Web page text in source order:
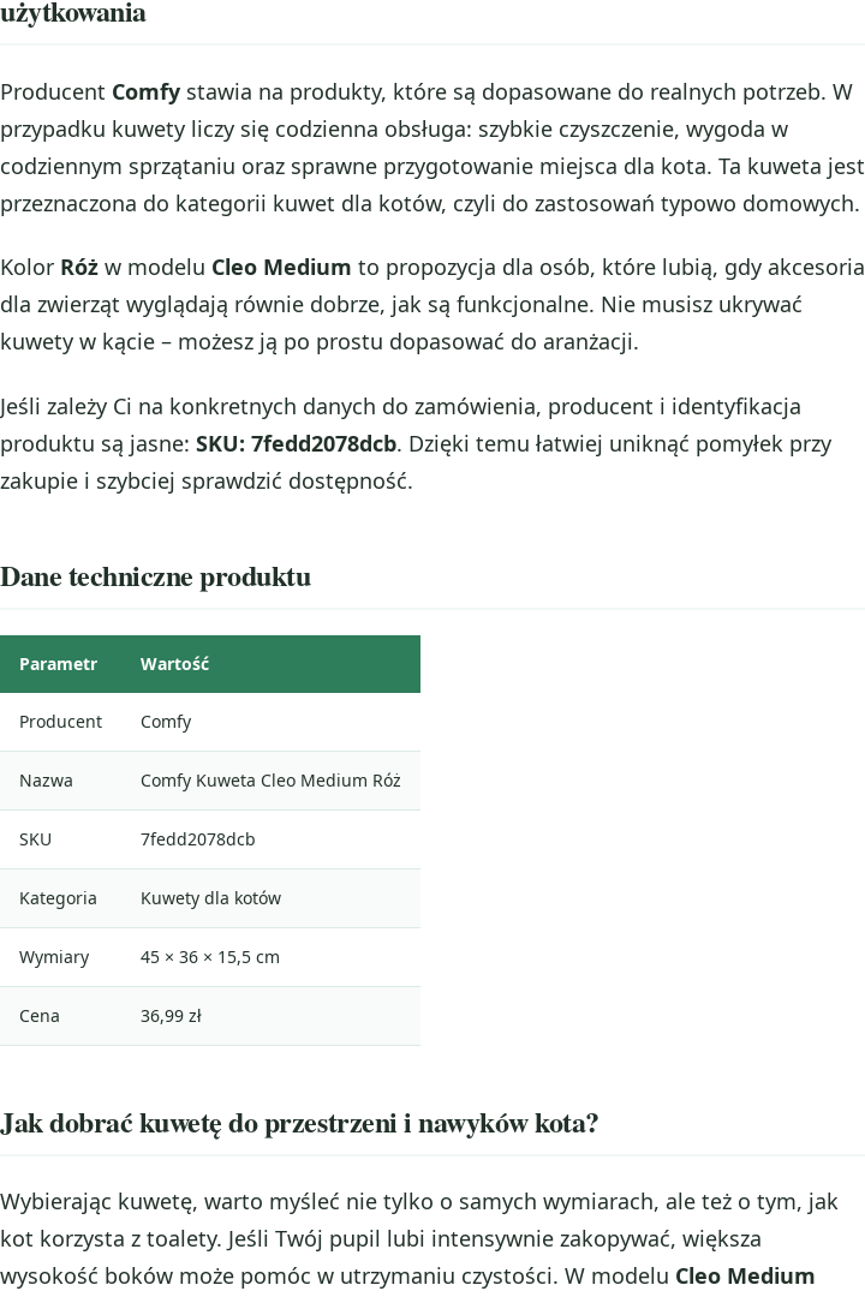
użytkowania
Producent Comfy stawia na produkty, które są dopasowane do realnych potrzeb. W
przypadku kuwety liczy się codzienna obsługa: szybkie czyszczenie, wygoda w
codziennym sprzątaniu oraz sprawne przygotowanie miejsca dla kota. Ta kuweta jest
przeznaczona do kategorii kuwet dla kotów, czyli do zastosowań typowo domowych.
Kolor Róż w modelu Cleo Medium to propozycja dla osób, które lubią, gdy akcesoria
dla zwierząt wyglądają równie dobrze, jak są funkcjonalne. Nie musisz ukrywać
kuwety w kącie – możesz ją po prostu dopasować do aranżacji.
Jeśli zależy Ci na konkretnych danych do zamówienia, producent i identyfikacja
produktu są jasne: SKU: 7fedd2078dcb. Dzięki temu łatwiej uniknąć pomyłek przy
zakupie i szybciej sprawdzić dostępność.
Dane techniczne produktu
Parametr Wartość
Producent Comfy
Nazwa Comfy Kuweta Cleo Medium Róż
SKU 7fedd2078dcb
Kategoria Kuwety dla kotów
Wymiary 45 × 36 × 15,5 cm
Cena 36,99 zł
Jak dobrać kuwetę do przestrzeni i nawyków kota?
Wybierając kuwetę, warto myśleć nie tylko o samych wymiarach, ale też o tym, jak
kot korzysta z toalety. Jeśli Twój pupil lubi intensywnie zakopywać, większa
wysokość boków może pomóc w utrzymaniu czystości. W modelu Cleo Medium